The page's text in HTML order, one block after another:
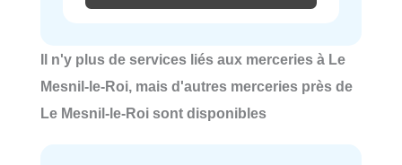
Il n'y plus de services liés aux merceries à Le
Mesnil-le-Roi, mais d'autres merceries près de
Le Mesnil-le-Roi sont disponibles